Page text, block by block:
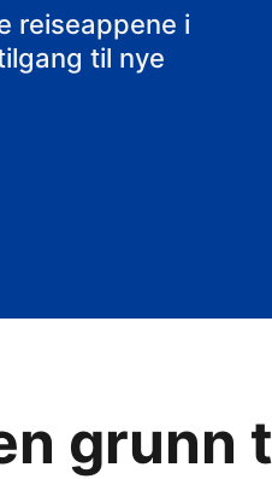
reiseappene i
til nye
grunn